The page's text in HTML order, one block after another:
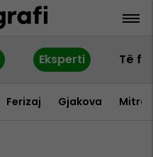
Eksperti Të
Ferizaj Gjakova